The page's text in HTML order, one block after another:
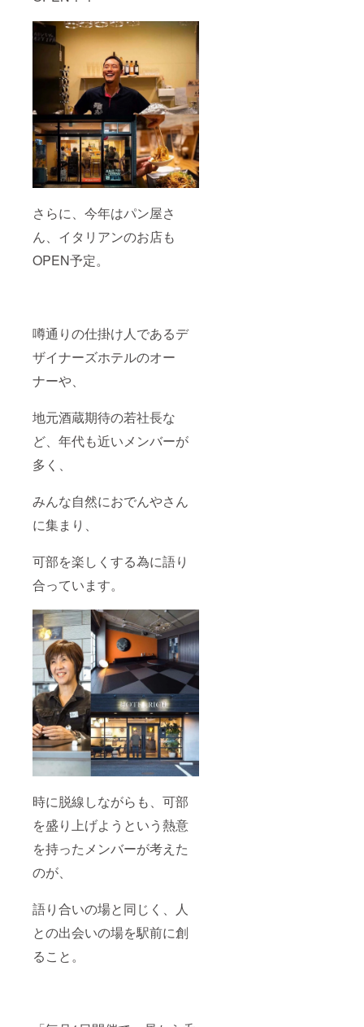
さらに、今年はパン屋さ
ん、イタリアンのお店も
OPEN予定。
噂通りの仕掛け人であるデ
ザイナーズホテルのオー
ナーや、
地元酒蔵期待の若社長な
ど、年代も近いメンバーが
多く、
みんな自然におでんやさん
に集まり、
可部を楽しくする為に語り
合っています。
時に脱線しながらも、可部
を盛り上げようという熱意
を持ったメンバーが考えた
のが、
語り合いの場と同じく、人
との出会いの場を駅前に創
ること。